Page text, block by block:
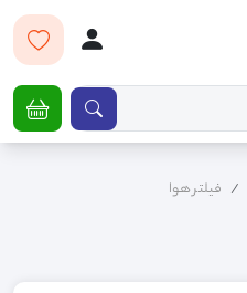
فیلتر هوا